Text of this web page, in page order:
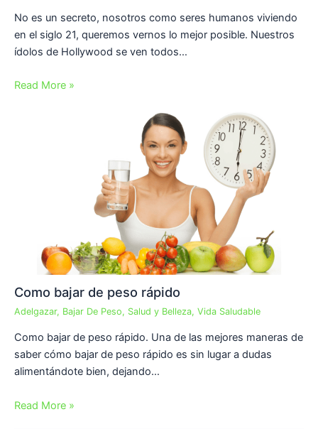
No es un secreto, nosotros como seres humanos viviendo
en el siglo 21, queremos vernos lo mejor posible. Nuestros
ídolos de Hollywood se ven todos…
Read More »
Como bajar de peso rápido
Adelgazar, Bajar De Peso, Salud y Belleza, Vida Saludable
Como bajar de peso rápido. Una de las mejores maneras de
saber cómo bajar de peso rápido es sin lugar a dudas
alimentándote bien, dejando…
Read More »